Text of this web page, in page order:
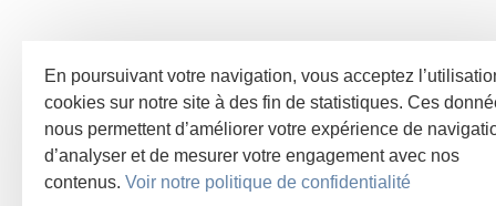
En poursuivant votre navigation, vous acceptez
cookies sur notre site à des fin de statistiques. Ces
nous permettent d’améliorer votre expérience de
d’analyser et de mesurer votre engagement avec nos
contenus. Voir notre politique de confidentialité